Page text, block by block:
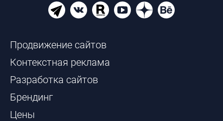
Продвижение сайтов
Контекстная реклама
Разработка сайтов
Брендинг
Цены